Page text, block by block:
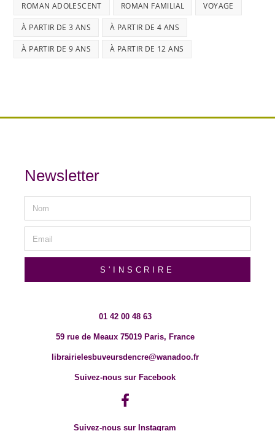
ROMAN ADOLESCENT ROMAN FAMILIAL VOYAGE
À PARTIR DE 3 ANS À PARTIR DE 4 ANS
À PARTIR DE 9 ANS À PARTIR DE 12 ANS
Newsletter
S'INSCRIRE
01 42 00 48 63
59 rue de Meaux 75019 Paris, France
librairielesbuveursdencre@wanadoo.fr
Suivez-nous sur Facebook
Suivez-nous sur Instagram